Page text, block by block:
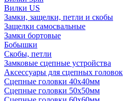
Вилки US
Замки, защелки, петли и скобы
Защелки самосвальные
Замки бортовые
Бобышки
Скобы, петли
Замковые сцепные устройства
Аксессуары для сцепных головок
Сцепные головки 40x40мм
Сцепные головки 50x50мм